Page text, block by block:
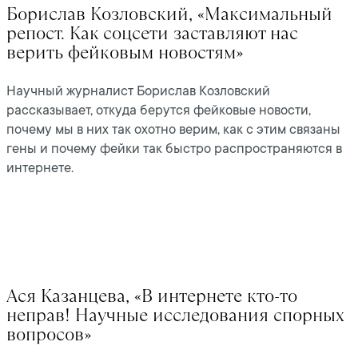
Борислав Козловский, «Максимальный
репост. Как соцсети заставляют нас
верить фейковым новостям»
Научный журналист Борислав Козловский
рассказывает, откуда берутся фейковые новости,
почему мы в них так охотно верим, как с этим связаны
гены и почему фейки так быстро распространяются в
интернете.
Ася Казанцева, «В интернете кто-то
неправ! Научные исследования спорных
вопросов»